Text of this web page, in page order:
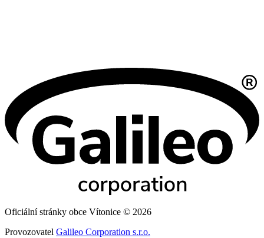
Oficiální stránky obce Vítonice © 2026
Provozovatel Galileo Corporation s.r.o.